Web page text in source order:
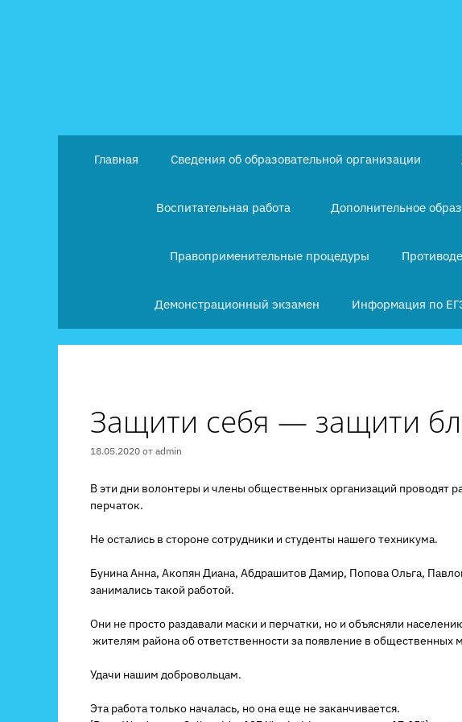
Главная Сведения об образовательной организации
Воспитательная работа Дополнительное
Правоприменительные процедуры
Демонстрационный экзамен Информация по
Защити себя — защити
18.05.2020 от admin
В эти дни волонтеры и члены общественных организаций проводят
перчаток.
Не остались в стороне сотрудники и студенты нашего техникума.
Бунина Анна, Акопян Диана, Абдрашитов Дамир, Попова Ольга,
занимались такой работой.
Они не просто раздавали маски и перчатки, но и объясняли
жителям района об ответственности за появление в общественных
Удачи нашим добровольцам.
Эта работа только началась, но она еще не заканчивается.